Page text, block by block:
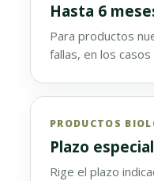
Hasta 6
Para productos
fallas, en los
PRODUCTOS
Plazo especial
Rige el plazo